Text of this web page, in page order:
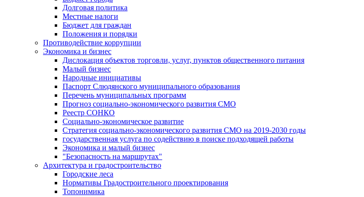
Долговая политика
Местные налоги
Бюджет для граждан
Положения и порядки
Противодействие коррупции
Экономика и бизнес
Дислокация объектов торговли, услуг, пунктов общественного питания
Малый бизнес
Народные инициативы
Паспорт Слюдянского муниципального образования
Перечень муниципальных программ
Прогноз социально-экономического развития СМО
Реестр СОНКО
Социально-экономическое развитие
Стратегия социально-экономического развития СМО на 2019-2030 годы
государственная услуга по содействию в поиске подходящей работы
Экономика и малый бизнес
"Безопасность на маршрутах"
Архитектура и градостроительство
Городские леса
Нормативы Градостроительного проектирования
Топонимика